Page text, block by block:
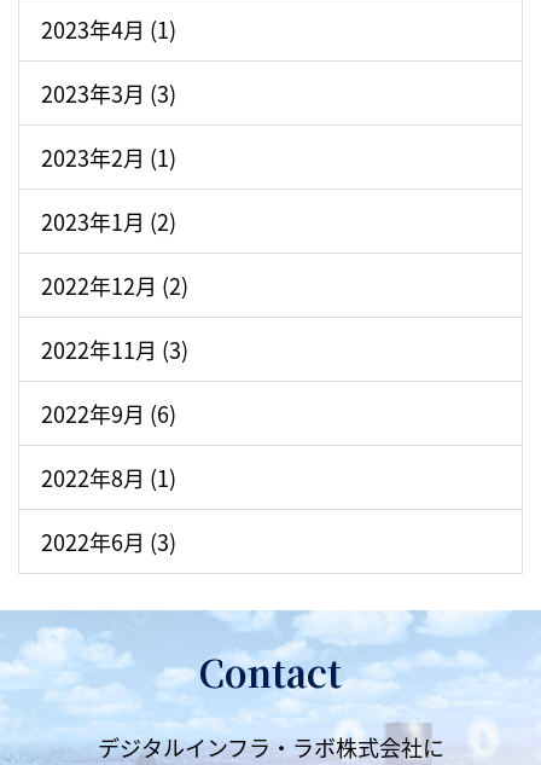
2023年4月 (1)
2023年3月 (3)
2023年2月 (1)
2023年1月 (2)
2022年12月 (2)
2022年11月 (3)
2022年9月 (6)
2022年8月 (1)
2022年6月 (3)
Contact
デジタルインフラ・ラボ株式会社に